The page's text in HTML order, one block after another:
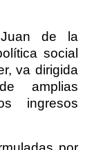
de la
social
va dirigida
amplias
ingresos